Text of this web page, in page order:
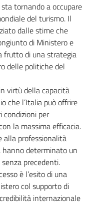
tornando a occupare
del turismo. Il
dalle stime che
di Ministero e
frutto di una strategia
delle politiche del
virtù della capacità
che l’Italia può offrire
condizioni per
la massima efficacia.
alla professionalità
hanno determinato un
precedenti.
è l’esito di una
col supporto di
internazionale